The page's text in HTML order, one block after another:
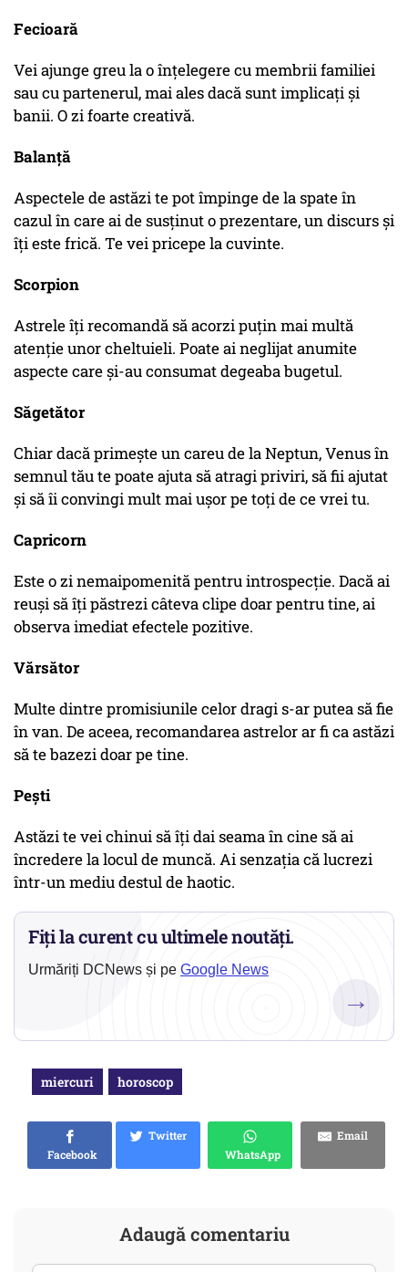
Fecioară
Vei ajunge greu la o înțelegere cu membrii familiei
sau cu partenerul, mai ales dacă sunt implicați și
banii. O zi foarte creativă.
Balanță
Aspectele de astăzi te pot împinge de la spate în
cazul în care ai de susținut o prezentare, un discurs și
îți este frică. Te vei pricepe la cuvinte.
Scorpion
Astrele îți recomandă să acorzi puțin mai multă
atenție unor cheltuieli. Poate ai neglijat anumite
aspecte care și-au consumat degeaba bugetul.
Săgetător
Chiar dacă primește un careu de la Neptun, Venus în
semnul tău te poate ajuta să atragi priviri, să fii ajutat
și să îi convingi mult mai ușor pe toți de ce vrei tu.
Capricorn
Este o zi nemaipomenită pentru introspecție. Dacă ai
reuși să îți păstrezi câteva clipe doar pentru tine, ai
observa imediat efectele pozitive.
Vărsător
Multe dintre promisiunile celor dragi s-ar putea să fie
în van. De aceea, recomandarea astrelor ar fi ca astăzi
să te bazezi doar pe tine.
Pești
Astăzi te vei chinui să îți dai seama în cine să ai
încredere la locul de muncă. Ai senzația că lucrezi
într-un mediu destul de haotic.
Fiți la curent cu ultimele noutăți.
Urmăriți DCNews și pe Google News
→
miercuri horoscop
Facebook
Twitter
WhatsApp
Email
Adaugă comentariu